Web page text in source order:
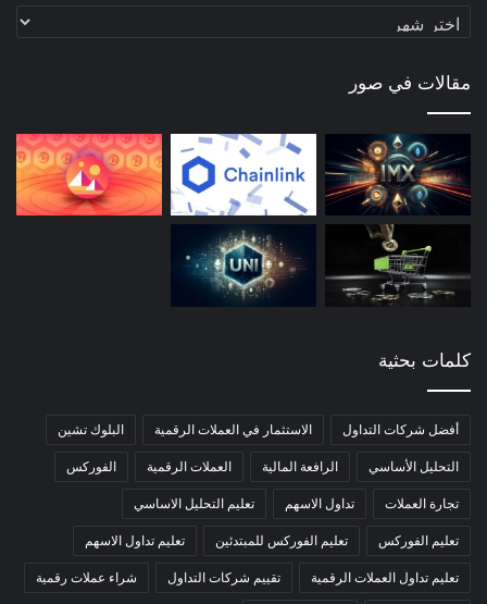
أرشيف
مقالات في صور
كلمات بحثية
أفضل شركات التداول الاستثمار في العملات الرقمية البلوك تشين
التحليل الأساسي الرافعة المالية العملات الرقمية الفوركس
تجارة العملات تداول الاسهم تعليم التحليل الاساسي
تعليم الفوركس تعليم الفوركس للمبتدئين تعليم تداول الاسهم
تعليم تداول العملات الرقمية تقييم شركات التداول شراء عملات رقمية